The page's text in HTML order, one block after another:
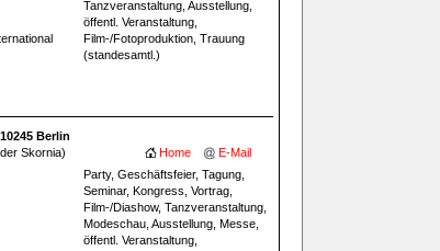
Tanzveranstaltung, Ausstellung,
öffentl. Veranstaltung,
Film-/Fotoproduktion, Trauung
(standesamtl.)
Berlin
Skornia)
Home
E-Mail
Party, Geschäftsfeier, Tagung,
Seminar, Kongress, Vortrag,
Film-/Diashow, Tanzveranstaltung,
Modeschau, Ausstellung, Messe,
öffentl. Veranstaltung,